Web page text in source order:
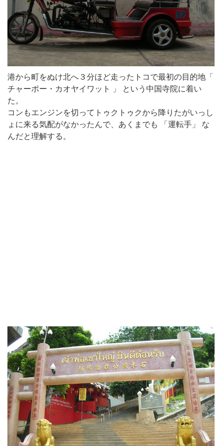
港から町をぬけ北へ３分ほど走ったトコで最初の目的地「
チャーポー・カオヤイワット 」 という中国寺院に着い
た。
コンもエンジンを切ってトゥクトゥクから降りたがいっし
ょに来る気配がなかったんで、あくまでも 「運転手」 な
んだと理解する。